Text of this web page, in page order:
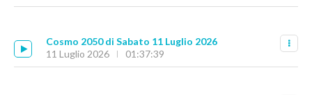
Cosmo 2050 di Sabato 11 Luglio 2026
11 Luglio 2026
01:37:39